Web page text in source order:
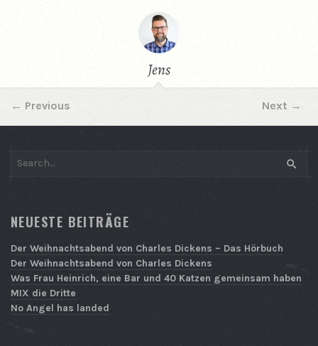
Jens
← Previous Next →
NEUESTE BEITRÄGE
Der Weihnachtsabend von Charles Dickens – Das Hörbuch
Der Weihnachtsabend von Charles Dickens
Was Frau Heinrich, eine Bar und 40 Katzen gemeinsam haben
MIX die Dritte
No Angel has landed